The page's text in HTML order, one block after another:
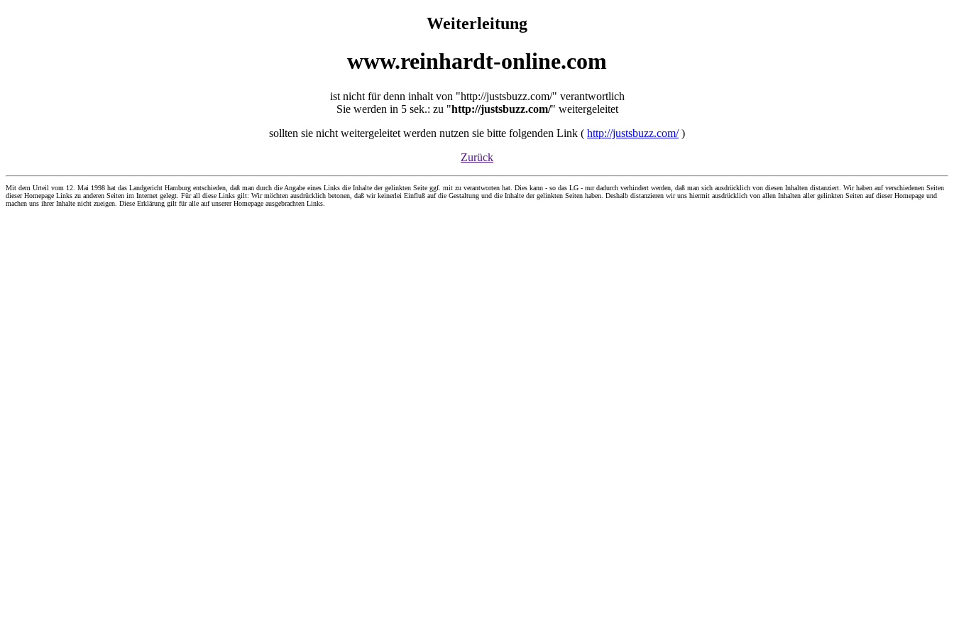
Weiterleitung
www.reinhardt-online.com
ist nicht für denn inhalt von "http://justsbuzz.com/" verantwortlich
Sie werden in 5 sek.: zu "http://justsbuzz.com/" weitergeleitet
sollten sie nicht weitergeleitet werden nutzen sie bitte folgenden Link ( http://justsbuzz.com/)
Zurück
Mit dem Urteil vom 12. Mai 1998 hat das Landgericht Hamburg entschieden, daß man durch die Angabe eines Links die Inhalte der gelinkten Seite ggf. mit zu verantworten hat. Dies kann - so das LG - nur dadurch verhindert werden, daß man sich ausdrücklich von diesen Inhalten distanziert. Wir haben auf verschiedenen Seiten
dieser Homepage Links zu anderen Seiten im Internet gelegt. Für all diese Links gilt: Wir möchten ausdrücklich betonen, daß wir keinerlei Einfluß auf die Gestaltung und die Inhalte der gelinkten Seiten haben. Deshalb distanzieren wir uns hiermit ausdrücklich von allen Inhalten aller gelinkten Seiten auf dieser Homepage und
machen uns ihrer Inhalte nicht zueigen. Diese Erklärung gilt für alle auf unserer Homepage ausgebrachten Links.